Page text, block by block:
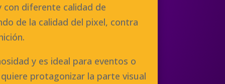
diferente calidad de
de la calidad del pixel, contra
y es ideal para eventos o
protagonizar la parte visual